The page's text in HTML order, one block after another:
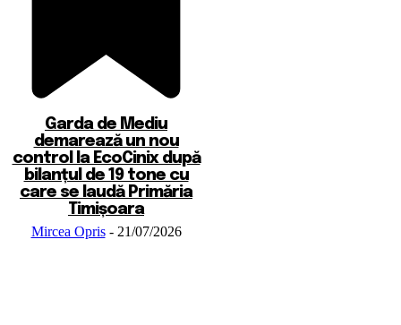
Garda de Mediu
demarează un nou
control la EcoCinix după
bilanțul de 19 tone cu
care se laudă Primăria
Timișoara
Mircea Opris - 21/07/2026